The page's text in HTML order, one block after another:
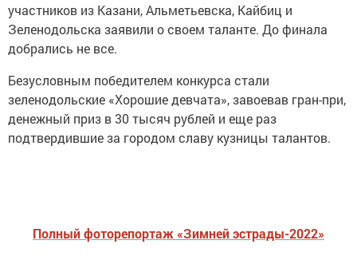
участников из Казани, Альметьевска, Кайбиц и
Зеленодольска заявили о своем таланте. До финала
добрались не все.
Безусловным победителем конкурса стали
зеленодольские «Хорошие девчата», завоевав гран-при,
денежный приз в 30 тысяч рублей и еще раз
подтвердившие за городом славу кузницы талантов.
Полный фоторепортаж «Зимней эстрады-2022»